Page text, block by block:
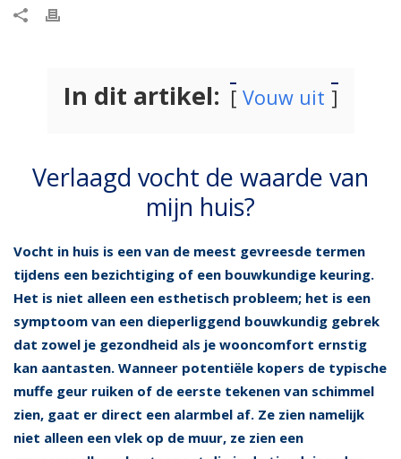
In dit artikel: Vouw uit
Verlaagd vocht de waarde van
mijn huis?
Vocht in huis is een van de meest gevreesde termen
tijdens een bezichtiging of een bouwkundige keuring.
Het is niet alleen een esthetisch probleem; het is een
symptoom van een dieperliggend bouwkundig gebrek
dat zowel je gezondheid als je wooncomfort ernstig
kan aantasten. Wanneer potentiële kopers de typische
muffe geur ruiken of de eerste tekenen van schimmel
zien, gaat er direct een alarmbel af. Ze zien namelijk
niet alleen een vlek op de muur, ze zien een